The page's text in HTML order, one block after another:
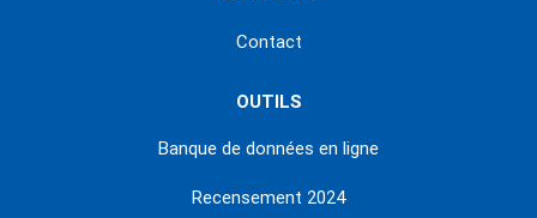
Contact
OUTILS
Banque de données en ligne
Recensement 2024